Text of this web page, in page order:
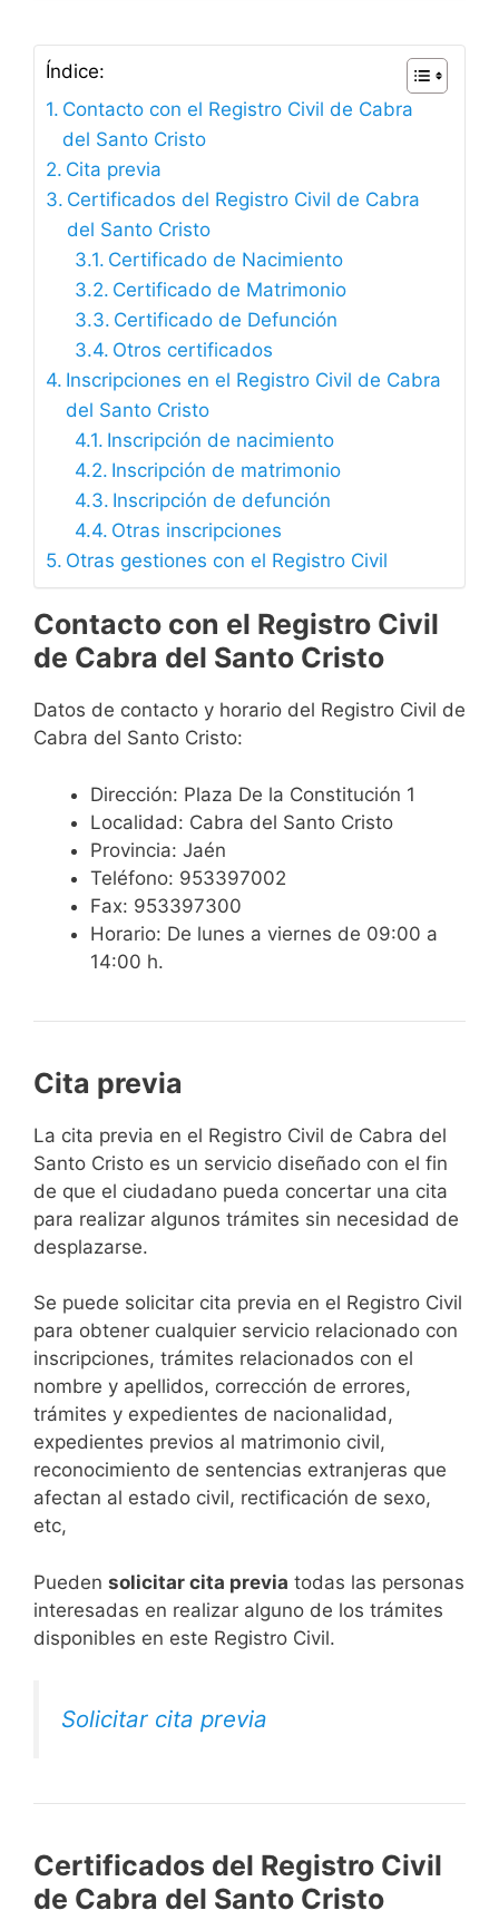
Índice:
Contacto con el Registro Civil de Cabra
del Santo Cristo
Cita previa
Certificados del Registro Civil de Cabra
del Santo Cristo
Certificado de Nacimiento
Certificado de Matrimonio
Certificado de Defunción
Otros certificados
Inscripciones en el Registro Civil de Cabra
del Santo Cristo
Inscripción de nacimiento
Inscripción de matrimonio
Inscripción de defunción
Otras inscripciones
Otras gestiones con el Registro Civil
Contacto con el Registro Civil
de Cabra del Santo Cristo
Datos de contacto y horario del Registro Civil de
Cabra del Santo Cristo:
Dirección: Plaza De la Constitución 1
Localidad: Cabra del Santo Cristo
Provincia: Jaén
Teléfono: 953397002
Fax: 953397300
Horario: De lunes a viernes de 09:00 a
14:00 h.
Cita previa
​​​​​​​​​​​​​​​​​​​​​​​​​​​​La cita previa en el Registro Civil de Cabra del
Santo Cristo es un servicio diseñado con el fin
de que el ciudadano pueda concertar una cita
para realizar algunos trámites sin necesidad de
desplazarse.​
Se puede solicitar cita previa en el Registro Civil
para obtener cualquier servicio relacionado con
inscripciones, trámites relacionados con el
nombre y apellidos, corrección de errores,
trámites y expedientes de nacionalidad,
expedientes previos al matrimonio civil,
reconocimiento de sentencias extranjeras que
afectan al estado civil, rectificación de sexo,
etc,
​Pueden solicitar cita previa todas las personas
interesadas en realizar alguno de los trámites
disponibles en este Registro Civil.​
Solicitar cita previa
Certificados del Registro Civil
de Cabra del Santo Cristo